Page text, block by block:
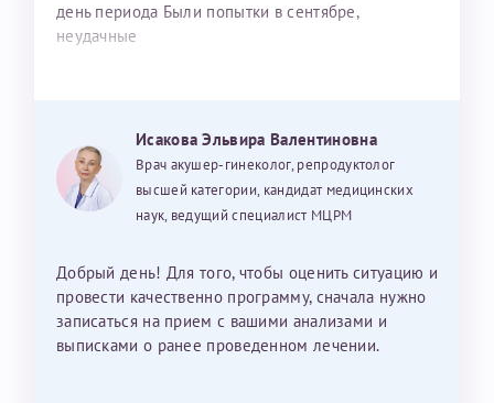
день периода Были попытки в сентябре,
неудачные
Исакова Эльвира Валентиновна
Врач акушер-гинеколог, репродуктолог
высшей категории, кандидат медицинских
наук, ведущий специалист МЦРМ
Добрый день! Для того, чтобы оценить ситуацию и
провести качественно программу, сначала нужно
записаться на прием с вашими анализами и
выписками о ранее проведенном лечении.